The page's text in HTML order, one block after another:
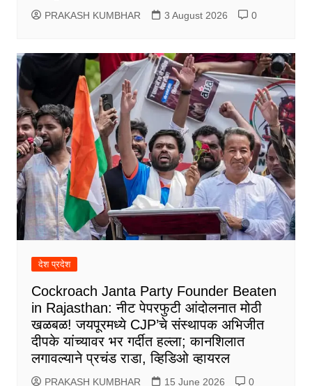
PRAKASH KUMBHAR 3 August 2026 0
देश प्रदेश
Cockroach Janta Party Founder Beaten
in Rajasthan: नीट पेपरफुटी आंदोलनात मोठी
खळबळ! जयपूरमध्ये CJP’चे संस्थापक अभिजीत
दीपके यांच्यावर भर गर्दीत हल्ला; कानशिलात
लगावल्याने प्रचंड राडा, व्हिडिओ व्हायरल
PRAKASH KUMBHAR 15 June 2026 0